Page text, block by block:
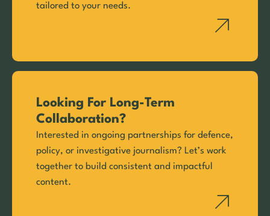
tailored to your needs.
Looking For Long-Term
Collaboration?
Interested in ongoing partnerships for defence,
policy, or investigative journalism? Let’s work
together to build consistent and impactful
content.